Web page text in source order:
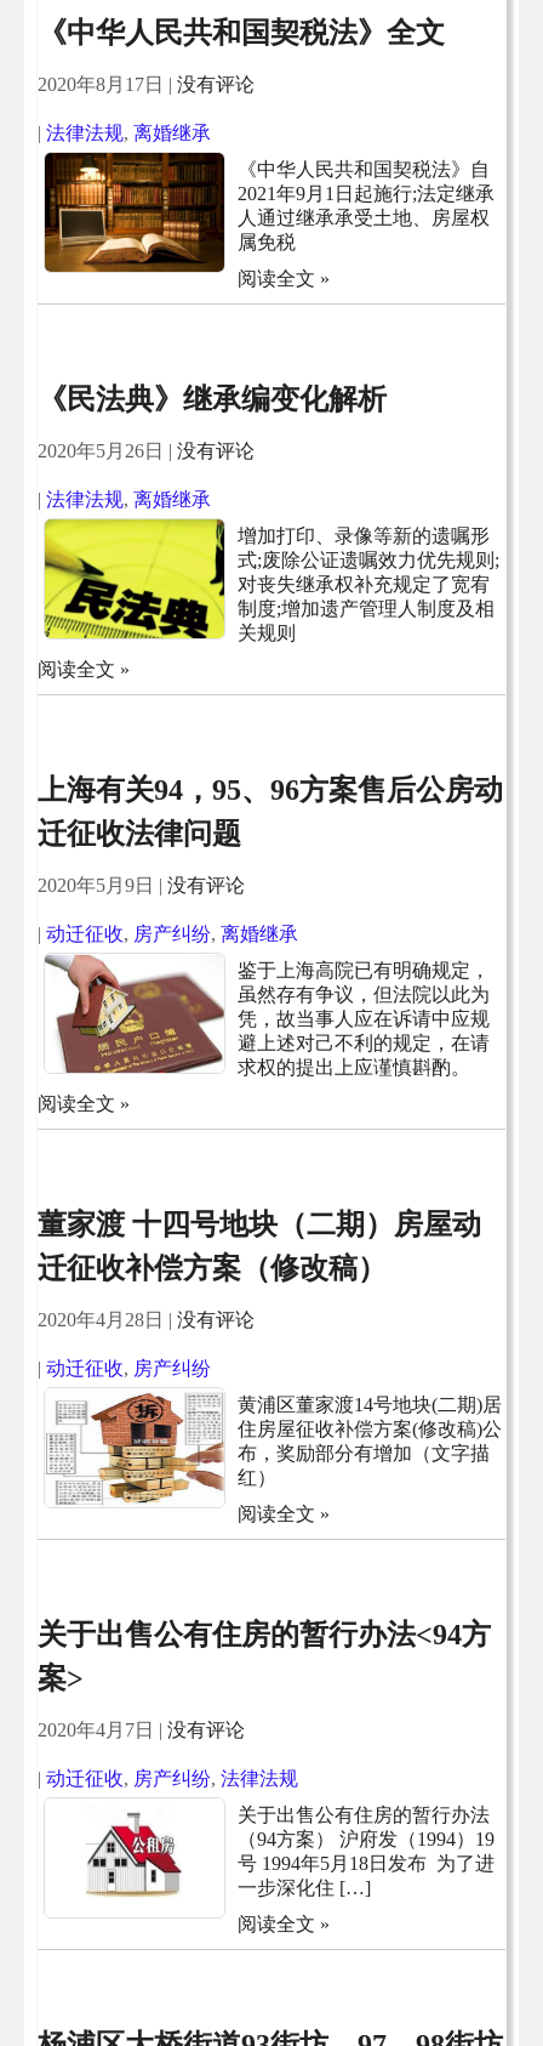
《中华人民共和国契税法》全文
2020年8月17日 | 没有评论
| 法律法规, 离婚继承
《中华人民共和国契税法》自
2021年9月1日起施行;法定继承
人通过继承承受土地、房屋权
属免税
阅读全文 »
《民法典》继承编变化解析
2020年5月26日 | 没有评论
| 法律法规, 离婚继承
增加打印、录像等新的遗嘱形
式;废除公证遗嘱效力优先规则;
对丧失继承权补充规定了宽宥
制度;增加遗产管理人制度及相
关规则
阅读全文 »
上海有关94，95、96方案售后公房动
迁征收法律问题
2020年5月9日 | 没有评论
| 动迁征收, 房产纠纷, 离婚继承
鉴于上海高院已有明确规定，
虽然存有争议，但法院以此为
凭，故当事人应在诉请中应规
避上述对己不利的规定，在请
求权的提出上应谨慎斟酌。
阅读全文 »
董家渡 十四号地块（二期）房屋动
迁征收补偿方案（修改稿）
2020年4月28日 | 没有评论
| 动迁征收, 房产纠纷
黄浦区董家渡14号地块(二期)居
住房屋征收补偿方案(修改稿)公
布，奖励部分有增加（文字描
红）
阅读全文 »
关于出售公有住房的暂行办法<94方
案>
2020年4月7日 | 没有评论
| 动迁征收, 房产纠纷, 法律法规
关于出售公有住房的暂行办法
（94方案） 沪府发（1994）19
号 1994年5月18日发布 为了进
一步深化住 […]
阅读全文 »